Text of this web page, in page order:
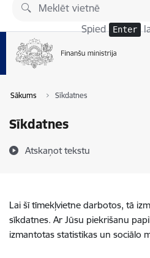
Pāriet uz lapas saturu
Spied Enter
Sākums Sīkdatnes
Sīkdatnes
Atskaņot tekstu
Lai šī tīmekļvietne darbotos, tā
sīkdatnes. Ar Jūsu piekrišanu
izmantotas statistikas un sociālo